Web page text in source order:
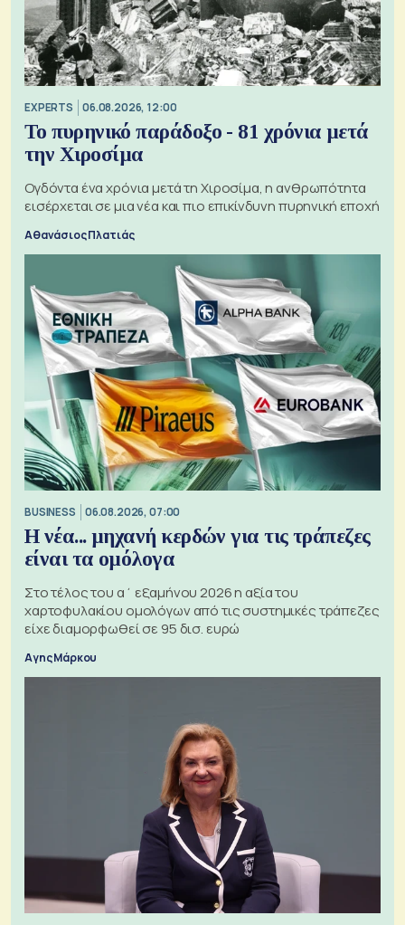
EXPERTS 06.08.2026, 12:00
Το πυρηνικό παράδοξο - 81 χρόνια μετά
την Χιροσίμα
Ογδόντα ένα χρόνια μετά τη Χιροσίμα, η ανθρωπότητα
εισέρχεται σε μια νέα και πιο επικίνδυνη πυρηνική εποχή
Αθανάσιος Πλατιάς
BUSINESS 06.08.2026, 07:00
Η νέα... μηχανή κερδών για τις τράπεζες
είναι τα ομόλογα
Στο τέλος του α΄ εξαμήνου 2026 η αξία του
χαρτοφυλακίου ομολόγων από τις συστημικές τράπεζες
είχε διαμορφωθεί σε 95 δισ. ευρώ
Αγης Μάρκου